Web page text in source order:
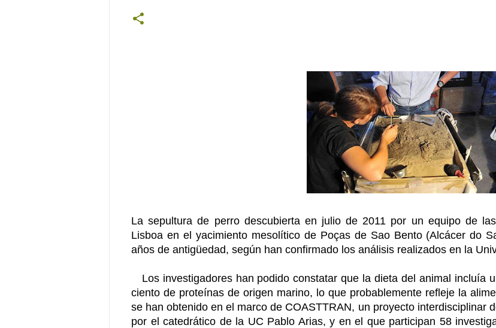
La sepultura de perro descubierta en julio de 2011 por un equipo de
Lisboa en el yacimiento mesolítico de Poças de Sao Bento (Alcácer do
años de antigüedad, según han confirmado los análisis realizados en la
Los investigadores han podido constatar que la dieta del animal incluía
ciento de proteínas de origen marino, lo que probablemente refleje la
se han obtenido en el marco de COASTTRAN, un proyecto interdisciplinar
por el catedrático de la UC Pablo Arias, y en el que participan 58